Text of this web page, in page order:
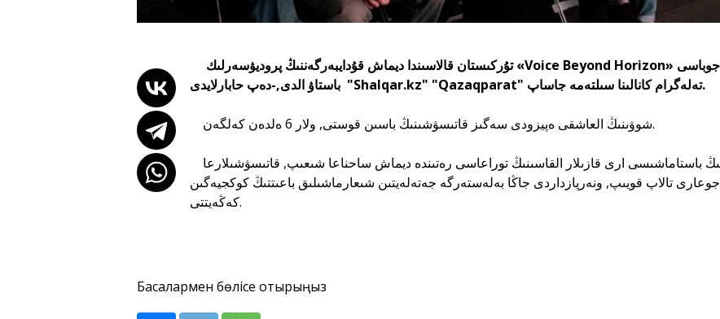
باستاۋ الدى,-دەپ حابارلايدى "Shalqar.kz" "Qazaqparat" تەلەگرام كانالىنا سىلتەمە جاساپ.
شوۋىنىڭ العاشقى ەپيزودى سەگىز قاتىسۋشىنىڭ باسىن قوستى, ولار 6 ەلدەن كەلگەن.
جوعارى تالاپ قويىپ, ونەرپازداردى جاڭا بەلەستەرگە جەتەلەيتىن شىعارماشىلىق باعىتتىڭ كوكجيەگىن
كەڭەيتتى.
Басқалармен бөлісе отырыңыз